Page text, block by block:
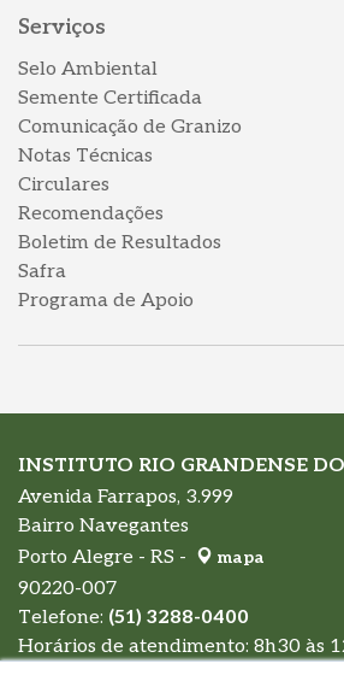
Serviços
Selo Ambiental
Semente Certificada
Comunicação de Granizo
Notas Técnicas
Circulares
Recomendações
Boletim de Resultados
Safra
Programa de Apoio
INSTITUTO RIO GRANDENSE
Avenida Farrapos, 3.999
Bairro Navegantes
Porto Alegre - RS -
mapa
90220-007
Telefone: (51) 3288-0400
Horários de atendimento: 8h30 às